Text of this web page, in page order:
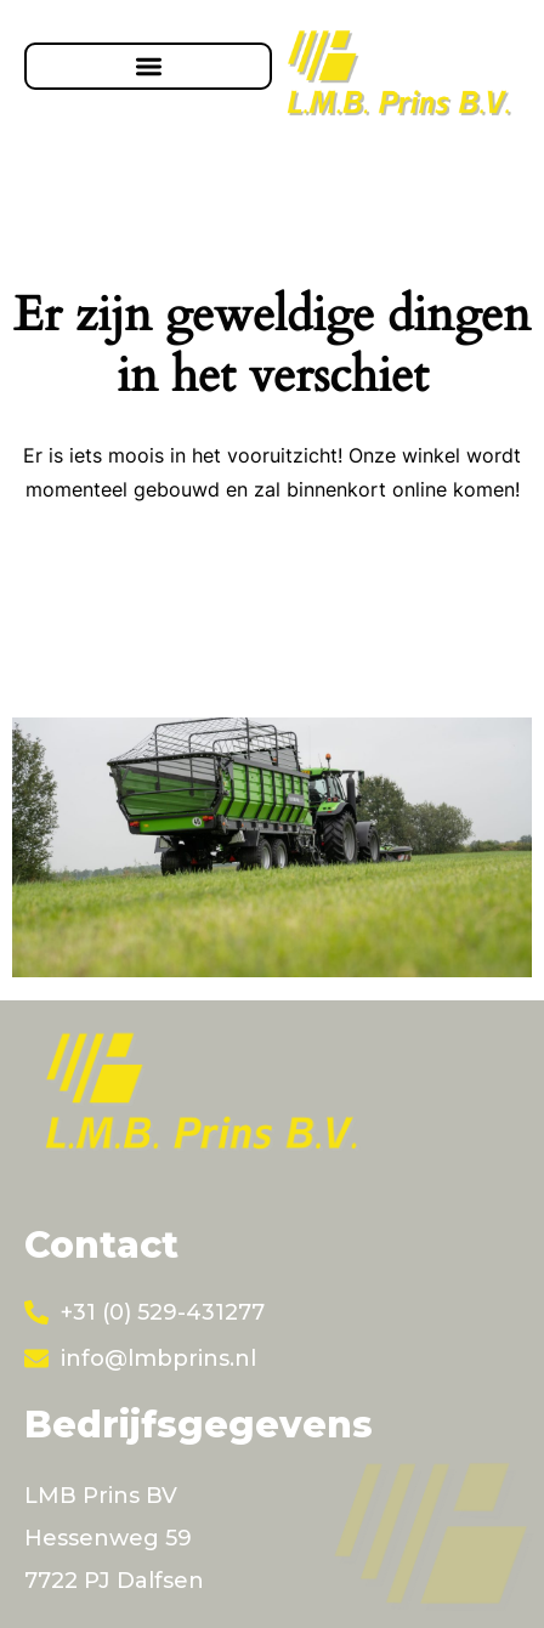
Er zijn geweldige dingen
in het verschiet
Er is iets moois in het vooruitzicht! Onze winkel wordt
momenteel gebouwd en zal binnenkort online komen!
Contact
+31 (0) 529-431277
info@lmbprins.nl
Bedrijfsgegevens
LMB Prins BV
Hessenweg 59
7722 PJ Dalfsen